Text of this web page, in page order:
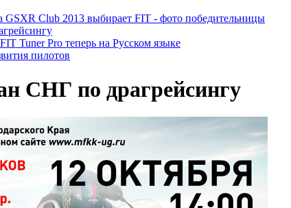
GSXR Club 2013 выбирает FIT - фото победительницы
Tuner Pro теперь на Русском языке
пилотов
СНГ по драгрейсингу